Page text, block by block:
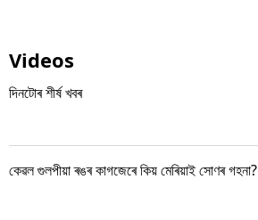
Videos
দিনটোৰ শীৰ্ষ খবৰ
কেৱল গুলপীয়া ৰঙৰ কাগজেৰে কিয় মেৰিয়াই সোণৰ গহনা?